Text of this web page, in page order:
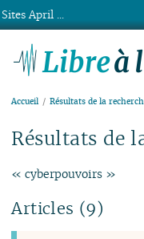
Accueil Résultats de la
Résultats de
« cyberpouvoirs »
Articles (9)
Sites April ...